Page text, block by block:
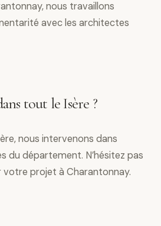
nous travaillons
avec les architectes
tout le Isère ?
nous intervenons dans
du département. N’hésitez pas
votre projet à Charantonnay.